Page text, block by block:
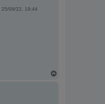
25/09/22, 19:44